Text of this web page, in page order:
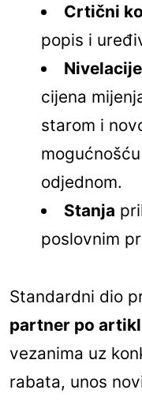
Crtični
popis i
cijena
starom i
odjednom.
Stanja
poslovnim
Standardni dio
partner po
vezanima uz
rabata, unos